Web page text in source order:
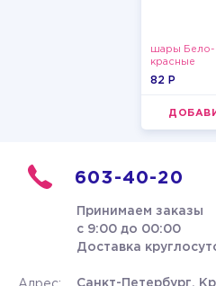
шары Бело-
красные
пастельные
82 P
603-40-20
Принимаем заказы
с 9:00 до 00:00
Доставка
Санкт-Петербург,